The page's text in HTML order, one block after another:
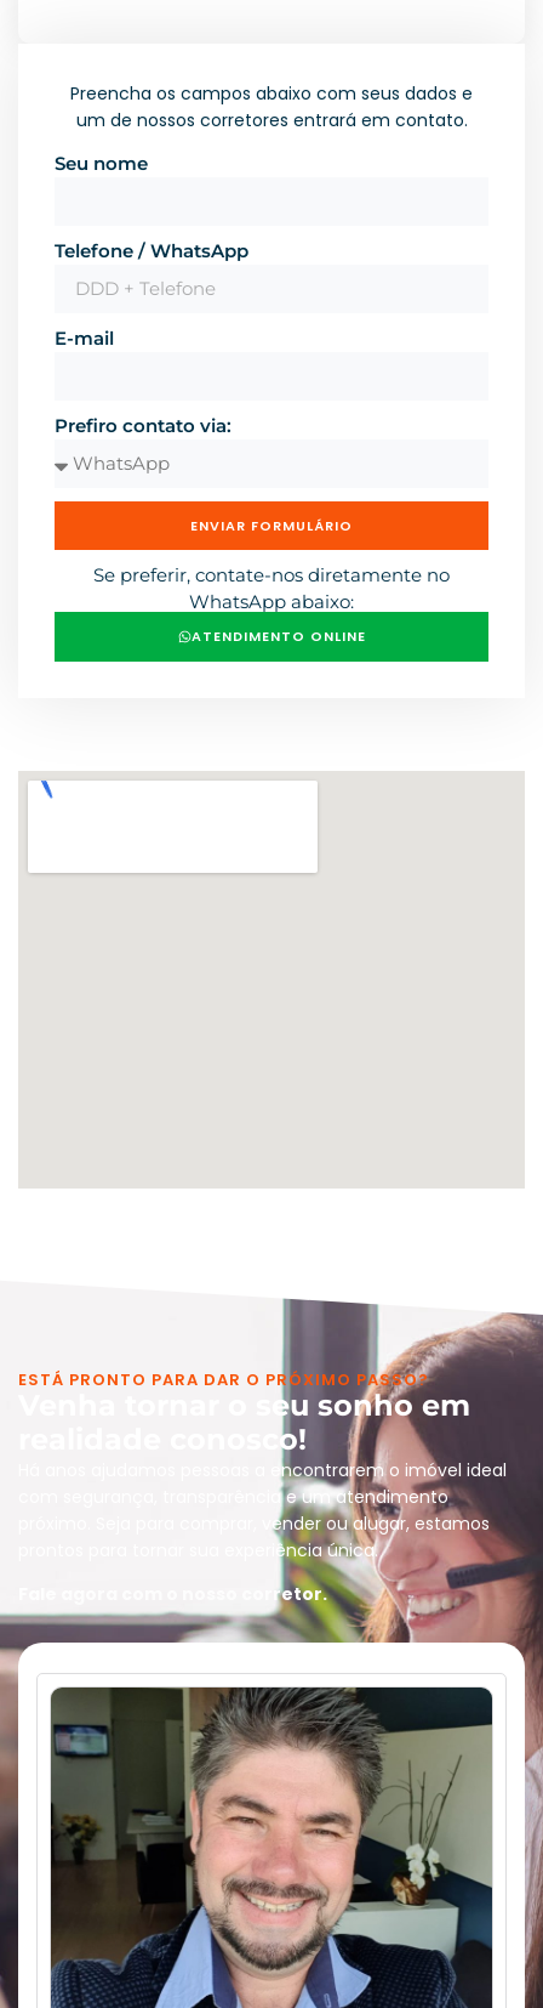
Preencha os campos abaixo com seus dados e
um de nossos corretores entrará em contato.
Seu nome
Telefone / WhatsApp
E-mail
Prefiro contato via:
ENVIAR FORMULÁRIO
Se preferir, contate-nos diretamente no
WhatsApp abaixo:
ATENDIMENTO ONLINE
ESTÁ PRONTO PARA DAR O PRÓXIMO PASSO?
Venha tornar o seu sonho em
realidade conosco!
Há anos ajudamos pessoas a encontrarem o imóvel ideal
com segurança, transparência e um atendimento
próximo. Seja para comprar, vender ou alugar, estamos
prontos para tornar sua experiência única.
Fale agora com o nosso corretor.